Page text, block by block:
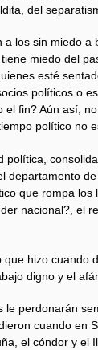
del
los sin miedo
miedo del
esté
políticos o
el fin? Aún así,
político no
departamento
que rompa
nacional?, el
hizo cuando
digno y el
le perdonarán
cuando en
el cóndor y el